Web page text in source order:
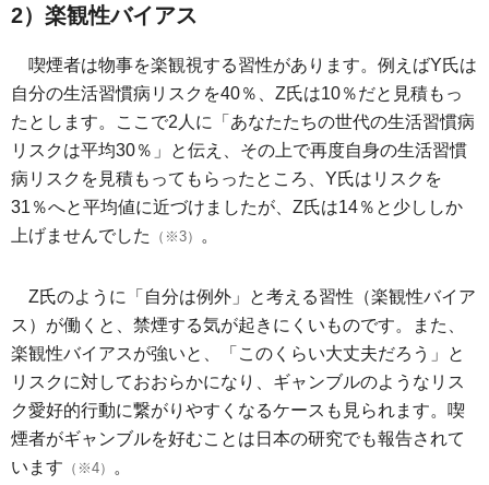
2）楽観性バイアス
喫煙者は物事を楽観視する習性があります。例えばY氏は
自分の生活習慣病リスクを40％、Z氏は10％だと見積もっ
たとします。ここで2人に「あなたたちの世代の生活習慣病
リスクは平均30％」と伝え、その上で再度自身の生活習慣
病リスクを見積もってもらったところ、Y氏はリスクを
31％へと平均値に近づけましたが、Z氏は14％と少ししか
上げませんでした
（※3） 。
Z氏のように「自分は例外」と考える習性（楽観性バイア
ス）が働くと、禁煙する気が起きにくいものです。また、
楽観性バイアスが強いと、「このくらい大丈夫だろう」と
リスクに対しておおらかになり、ギャンブルのようなリス
ク愛好的行動に繋がりやすくなるケースも見られます。喫
煙者がギャンブルを好むことは日本の研究でも報告されて
います （※4） 。